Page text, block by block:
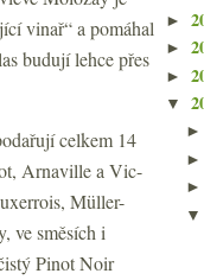
vinař“ a pomáhal
budují lehce přes
celkem 14
Arnaville a Vic-
Müller-
ve směsích i
Pinot Noir
►
►
►
▼